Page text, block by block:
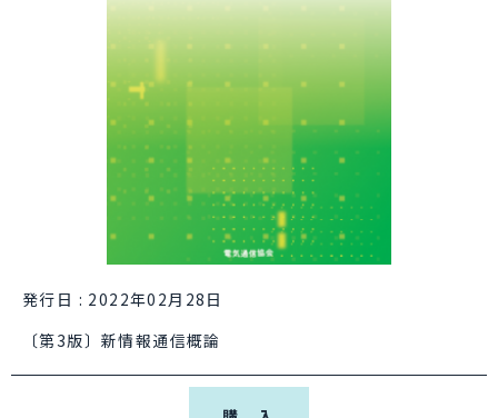
発行日 : 2022年02月28日
〔第3版〕新情報通信概論